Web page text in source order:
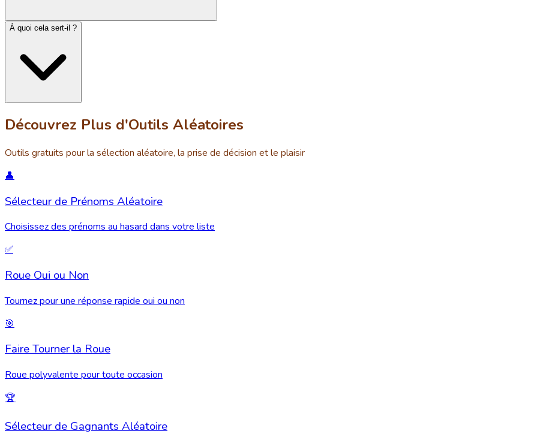
À quoi cela sert-il ?
Découvrez Plus d'Outils Aléatoires
Outils gratuits pour la sélection aléatoire, la prise de décision et le plaisir
👤
Sélecteur de Prénoms Aléatoire
Choisissez des prénoms au hasard dans votre liste
✅
Roue Oui ou Non
Tournez pour une réponse rapide oui ou non
🎯
Faire Tourner la Roue
Roue polyvalente pour toute occasion
🏆
Sélecteur de Gagnants Aléatoire